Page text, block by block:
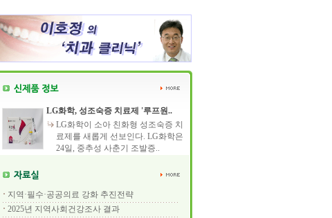
LG화학, 성조숙증 치료제 '루프원..
LG화학이 소아 친화형 성조숙증 치
료제를 새롭게 선보인다. LG화학은
24일, 중추성 사춘기 조발증..
지역·필수·공공의료 강화 추진전략
2025년 지역사회건강조사 결과